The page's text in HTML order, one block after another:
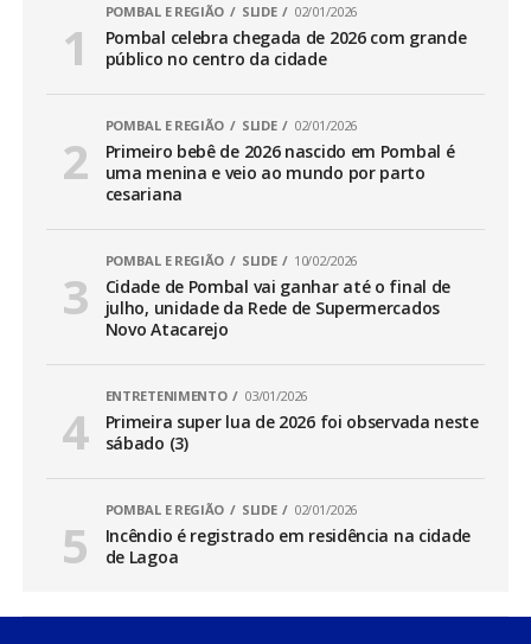
POMBAL E REGIÃO SLIDE 02/01/2026
Pombal celebra chegada de 2026 com grande
público no centro da cidade
POMBAL E REGIÃO SLIDE 02/01/2026
Primeiro bebê de 2026 nascido em Pombal é
uma menina e veio ao mundo por parto
cesariana
POMBAL E REGIÃO SLIDE 10/02/2026
Cidade de Pombal vai ganhar até o final de
julho, unidade da Rede de Supermercados
Novo Atacarejo
ENTRETENIMENTO 03/01/2026
Primeira super lua de 2026 foi observada neste
sábado (3)
POMBAL E REGIÃO SLIDE 02/01/2026
Incêndio é registrado em residência na cidade
de Lagoa